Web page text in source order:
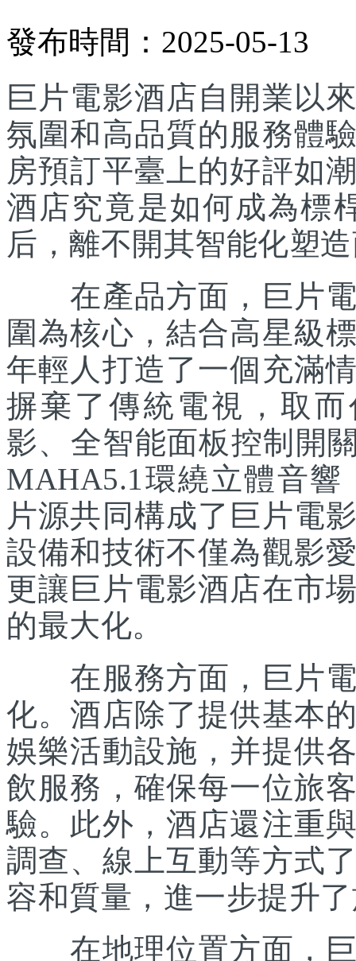
發布時間：2025-05-13
巨片電影酒店自開業以
氛圍和高品質的服務體
房預訂平臺上的好評如
酒店究竟是如何成為標
后，離不開其智能化塑
在產品方面，巨片電
圍為核心，結合高星級
年輕人打造了一個充滿
摒棄了傳統電視，取
影、全智能面板控制開
MAHA5.1環繞立體音響
片源共同構成了巨片電
設備和技術不僅為觀影
更讓巨片電影酒店在市
的最大化。
在服務方面，巨片電
化。酒店除了提供基本
娛樂活動設施，并提供
飲服務，確保每一位旅
驗。此外，酒店還注重
調查、線上互動等方式
容和質量，進一步提升
在地理位置方面，巨